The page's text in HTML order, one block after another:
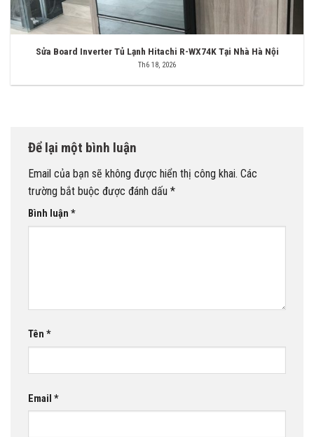
Sửa Board Inverter Tủ Lạnh Hitachi R-WX74K Tại Nhà Hà Nội
Th6 18, 2026
Để lại một bình luận
Email của bạn sẽ không được hiển thị công khai. Các
trường bắt buộc được đánh dấu *
Bình luận *
Tên *
Email *